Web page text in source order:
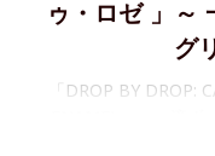
ゥ・ロゼ 」～
グ
「DROP BY DROP:
Czapek & Cie（チャ